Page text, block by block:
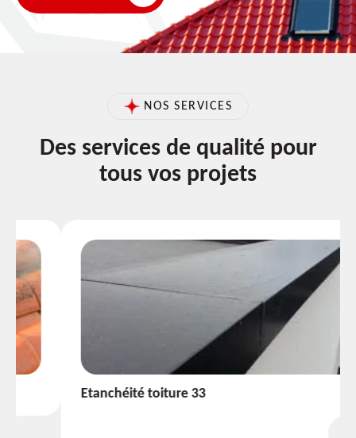
NOS SERVICES
Des services de qualité pour
tous vos projets
Etanchéité toiture 33